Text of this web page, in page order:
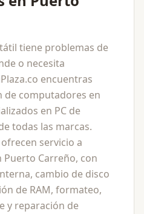
tiene problemas de
o necesita
encuentras
de computadores en
en PC de
todas las marcas.
servicio a
Carreño, con
cambio de disco
de RAM, formateo,
y reparación de